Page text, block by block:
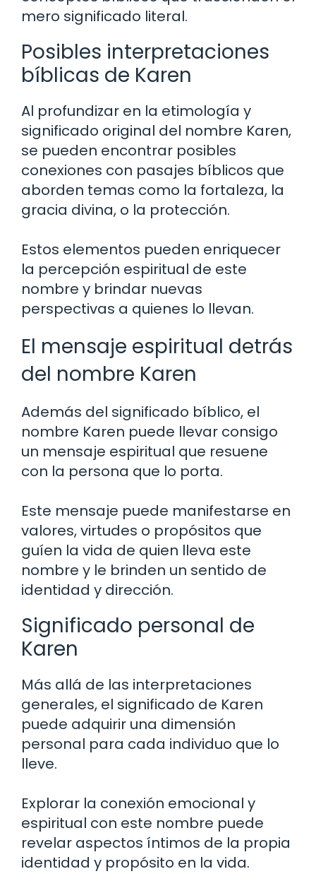
mero significado literal.
Posibles interpretaciones
bíblicas de Karen
Al profundizar en la etimología y
significado original del nombre Karen,
se pueden encontrar posibles
conexiones con pasajes bíblicos que
aborden temas como la fortaleza, la
gracia divina, o la protección.
Estos elementos pueden enriquecer
la percepción espiritual de este
nombre y brindar nuevas
perspectivas a quienes lo llevan.
El mensaje espiritual detrás
del nombre Karen
Además del significado bíblico, el
nombre Karen puede llevar consigo
un mensaje espiritual que resuene
con la persona que lo porta.
Este mensaje puede manifestarse en
valores, virtudes o propósitos que
guíen la vida de quien lleva este
nombre y le brinden un sentido de
identidad y dirección.
Significado personal de
Karen
Más allá de las interpretaciones
generales, el significado de Karen
puede adquirir una dimensión
personal para cada individuo que lo
lleve.
Explorar la conexión emocional y
espiritual con este nombre puede
revelar aspectos íntimos de la propia
identidad y propósito en la vida.